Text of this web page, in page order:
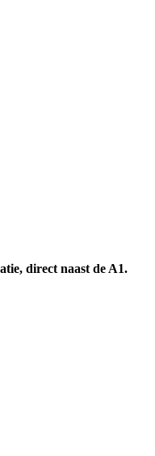
direct naast de A1.